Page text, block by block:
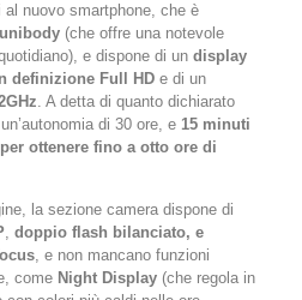
al nuovo smartphone, che è
(che offre una notevole
e dispone di un display
definizione Full HD e di un
. A detta di quanto dichiarato
di 30 ore, e 15 minuti
ottenere fino a otto ore di
la sezione camera dispone di
, doppio flash bilanciato, e
, e non mancano funzioni
come Night Display (che regola in